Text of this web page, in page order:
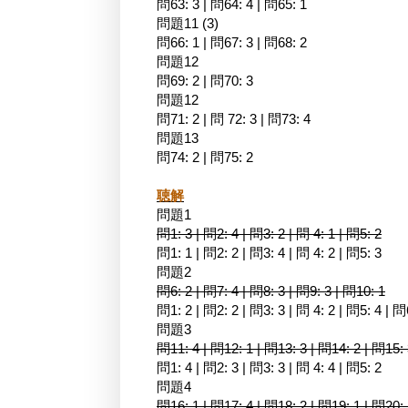
問63: 3 | 問64: 4 | 問65: 1
問題11 (3)
問66: 1 | 問67: 3 | 問68: 2
問題12
問69: 2 | 問70: 3
問題12
問71: 2 | 問 72: 3 | 問73: 4
問題13
問74: 2 | 問75: 2
聴解
問題1
問1: 3 | 問2: 4 | 問3: 2 | 問 4: 1 | 問5: 2
問1: 1 | 問2: 2 | 問3: 4 | 問 4: 2 | 問5: 3
問題2
問6: 2 | 問7: 4 | 問8: 3 | 問9: 3 | 問10: 1
問1: 2 | 問2: 2 | 問3: 3 | 問 4: 2 | 問5: 4 |
問題3
問11: 4 | 問12: 1 | 問13: 3 | 問14: 2 | 問15:
問1: 4 | 問2: 3 | 問3: 3 | 問 4: 4 | 問5: 2
問題4